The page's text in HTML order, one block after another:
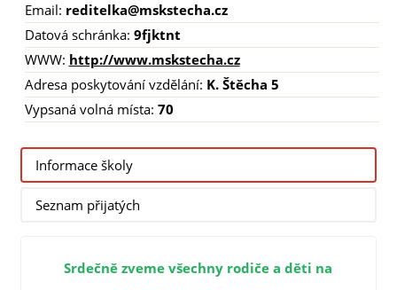
Email: reditelka@mskstecha.cz
Datová schránka: 9fjktnt
WWW: http://www.mskstecha.cz
Adresa poskytování vzdělání: K. Štěcha 5
Vypsaná volná místa: 70
Informace školy
Seznam přijatých
Srdečně zveme všechny rodiče a děti na